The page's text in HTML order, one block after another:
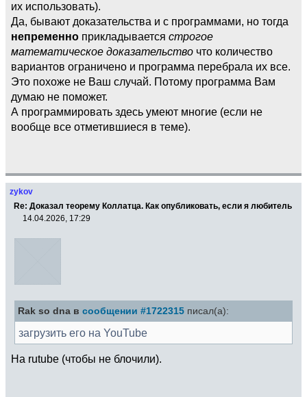
их использовать).
Да, бывают доказательства и с программами, но тогда
непременно прикладывается строгое
математическое доказательство что количество
вариантов ограничено и программа перебрала их все.
Это похоже не Ваш случай. Потому программа Вам
думаю не поможет.
А программировать здесь умеют многие (если не
вообще все отметившиеся в теме).
zykov
Re: Доказал теорему Коллатца. Как опубликовать, если я любитель
14.04.2026, 17:29
Rak so dna в сообщении #1722315 писал(а):
загрузить его на YouTube
На rutube (чтобы не блочили).